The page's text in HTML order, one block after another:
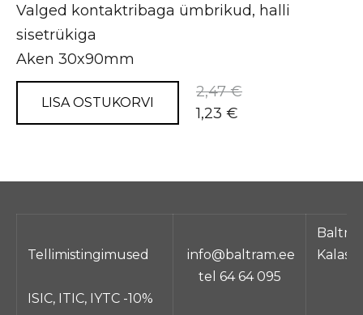
Valged kontaktribaga ümbrikud, halli
sisetrükiga
Aken 30x90mm
LISA OSTUKORVI
2,47 €
1,23 €
Tellimistingimused
ISIC, ITIC, IYTC -10%
info@baltram.ee
tel 64 64 095